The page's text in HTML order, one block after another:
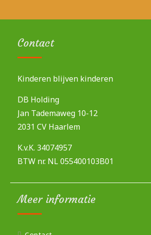
Contact
Kinderen blijven kinderen
DB Holding
Jan Tademaweg 10-12
2031 CV Haarlem
K.v.K. 34074957
BTW nr. NL 055400103B01
Meer informatie